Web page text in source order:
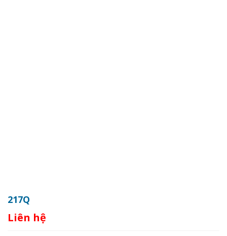
217Q
Liên hệ